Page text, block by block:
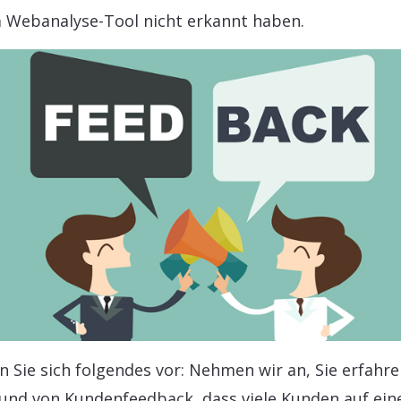
Webanalyse-Tool nicht erkannt haben.
Sie sich folgendes vor: Nehmen wir an, Sie